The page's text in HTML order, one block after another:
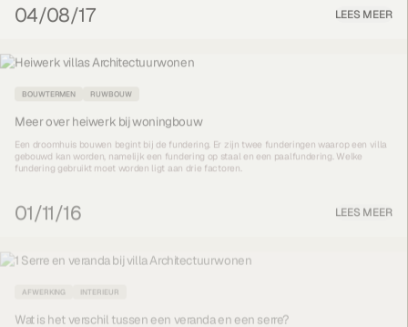
04/08/17 LEES MEER
BOUWTERMEN RUWBOUW
Meer over heiwerk bij woningbouw
Een droomhuis bouwen begint bij de fundering. Er zijn twee funderingen waarop een villa
gebouwd kan worden, namelijk een fundering op staal en een paalfundering. Welke
fundering gebruikt moet worden ligt aan drie factoren.
01/11/16 LEES MEER
AFWERKING INTERIEUR
Wat is het verschil tussen een veranda en een serre?